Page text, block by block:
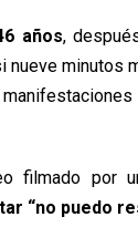
años,
nueve minutos
filmado por
“no puedo